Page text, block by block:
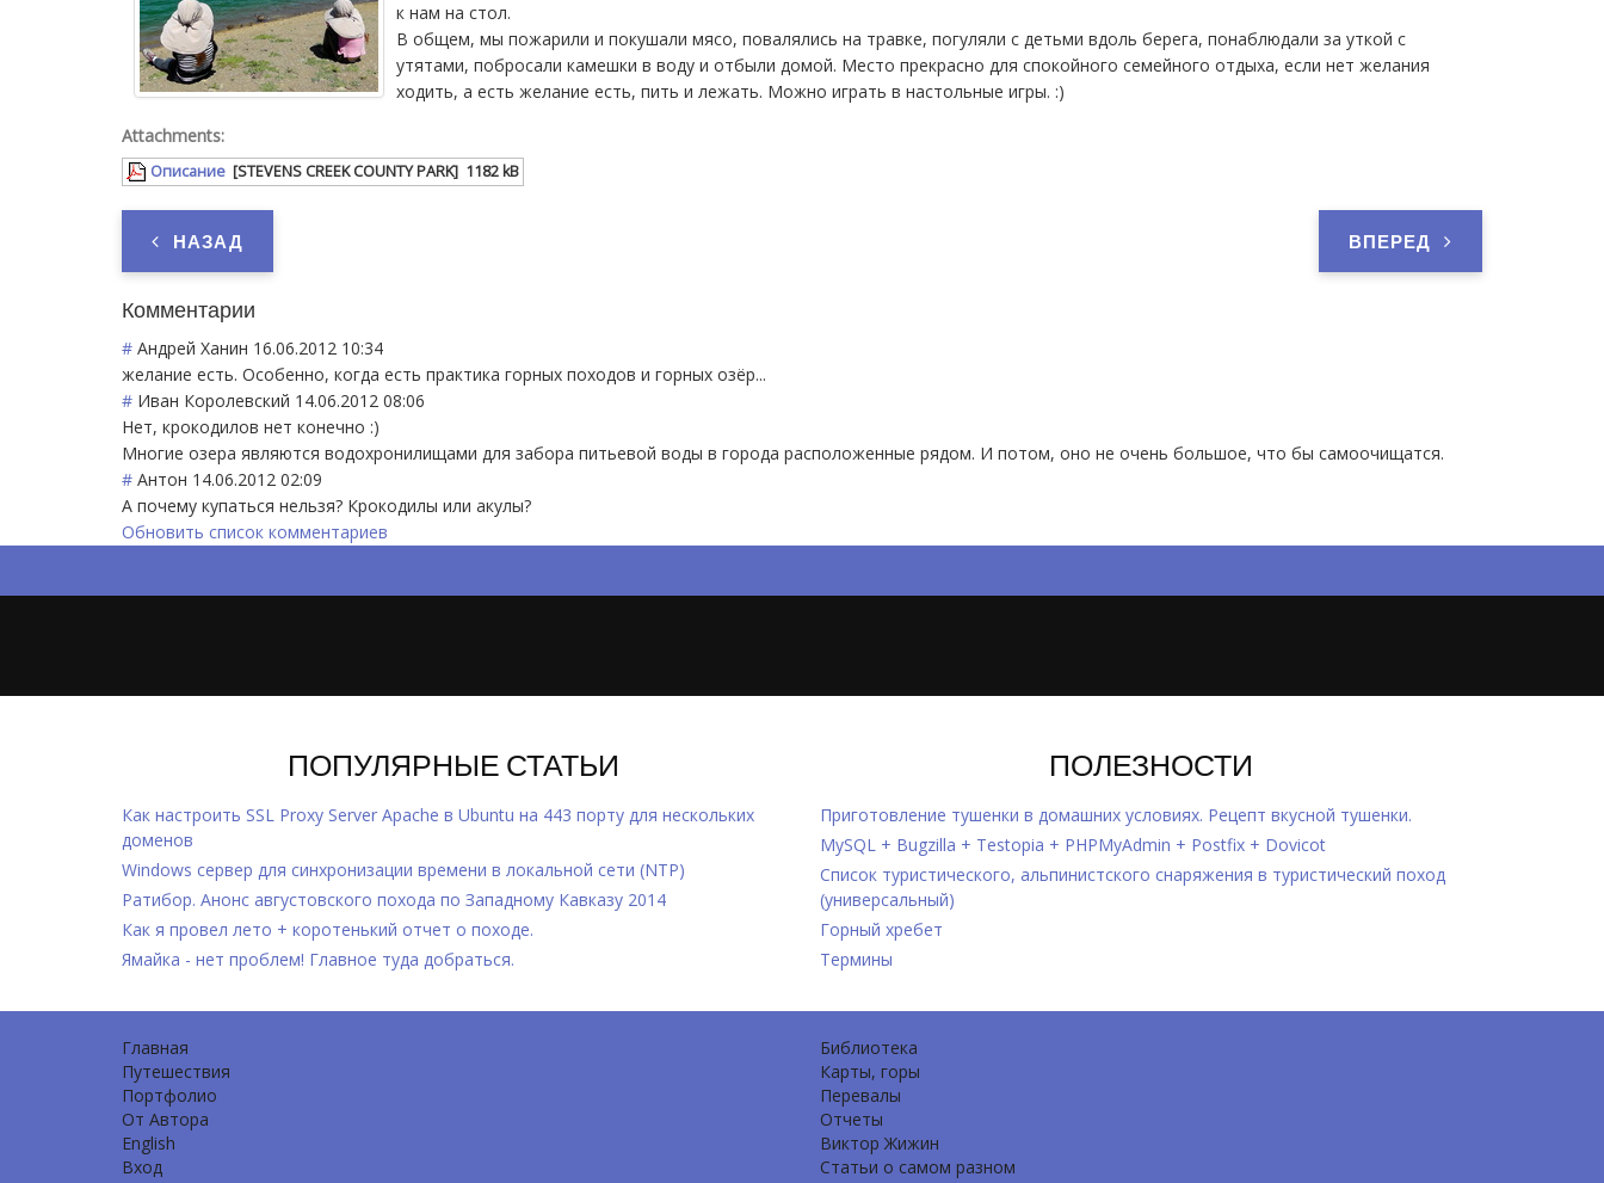
к нам на стол.
В общем, мы пожарили и покушали мясо, повалялись на травке, погуляли с детьми вдоль берега, понаблюдали за уткой с
утятами, побросали камешки в воду и отбыли домой. Место прекрасно для спокойного семейного отдыха, если нет желания
ходить, а есть желание есть, пить и лежать. Можно играть в настольные игры. :)
Attachments:
Описание [STEVENS CREEK COUNTY PARK] 1182 kB
НАЗАД ВПЕРЕД
Комментарии
# Андрей Ханин 16.06.2012 10:34
желание есть. Особенно, когда есть практика горных походов и горных озёр...
# Иван Королевский 14.06.2012 08:06
Нет, крокодилов нет конечно :)
Многие озера являются водохронилищами для забора питьевой воды в города расположенные рядом. И потом, оно не очень большое, что бы самоочищатся.
# Антон 14.06.2012 02:09
А почему купаться нельзя? Крокодилы или акулы?
Обновить список комментариев
ПОПУЛЯРНЫЕ СТАТЬИ
Как настроить SSL Proxy Server Apache в Ubuntu на 443 порту для нескольких
доменов
Windows cервер для синхронизации времени в локальной сети (NTP)
Ратибор. Анонс августовского похода по Западному Кавказу 2014
Как я провел лето + коротенький отчет о походе.
Ямайка - нет проблем! Главное туда добраться.
ПОЛЕЗНОСТИ
Приготовление тушенки в домашних условиях. Рецепт вкусной тушенки.
MySQL + Bugzilla + Testopia + PHPMyAdmin + Postfix + Dovicot
Список туристического, альпинистского снаряжения в туристический поход
(универсальный)
Горный хребет
Термины
Главная
Путешествия
Портфолио
От Автора
English
Вход
Библиотека
Карты, горы
Перевалы
Отчеты
Виктор Жижин
Статьи о самом разном